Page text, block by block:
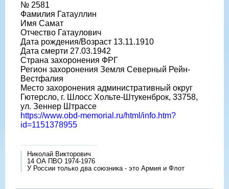
№ 2581
Фамилия Гатауллин
Имя Самат
Отчество Гатаулович
Дата рождения/Возраст 13.11.1910
Дата смерти 27.03.1942
Страна захоронения ФРГ
Регион захоронения Земля Северный Рейн-
Вестфалия
Место захоронения административный округ
Гютерсло, г. Шлосс Хольте-Штукенброк, 33758,
ул. Зеннер Штрассе
https://www.obd-memorial.ru/html/info.htm?
id=1151378955
Николай Викторович
14 ОА ПВО 1974-1976
У России только два союзника - это Армия и Флот